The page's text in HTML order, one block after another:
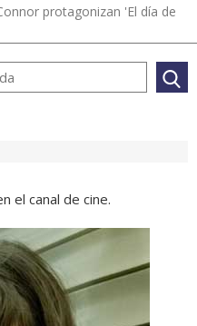
protagonizan 'El día de
el canal de cine.